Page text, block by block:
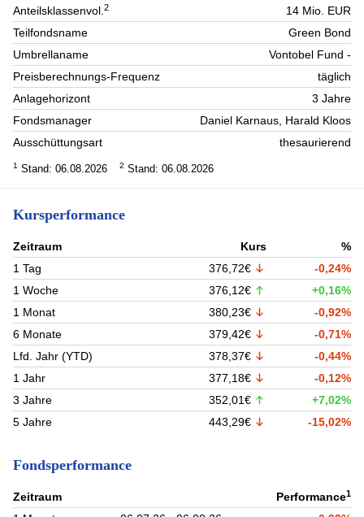
Anteilsklassenvol.2
14 Mio. EUR
Teilfondsname
Green Bond
Umbrellaname
Vontobel Fund -
Preisberechnungs-Frequenz
täglich
Anlagehorizont
3 Jahre
Fondsmanager
Daniel Karnaus, Harald Kloos
Ausschüttungsart
thesaurierend
1 Stand: 06.08.2026 2 Stand: 06.08.2026
Kursperformance
Zeitraum Kurs
%
1 Tag
376,72€
-0,24%
1 Woche
376,12€
+0,16%
1 Monat
380,23€
-0,92%
6 Monate
379,42€
-0,71%
Lfd. Jahr (YTD)
378,37€
-0,44%
1 Jahr
377,18€
-0,12%
3 Jahre
352,01€
+7,02%
5 Jahre
443,29€ -15,02%
Fondsperformance
Zeitraum Performance1